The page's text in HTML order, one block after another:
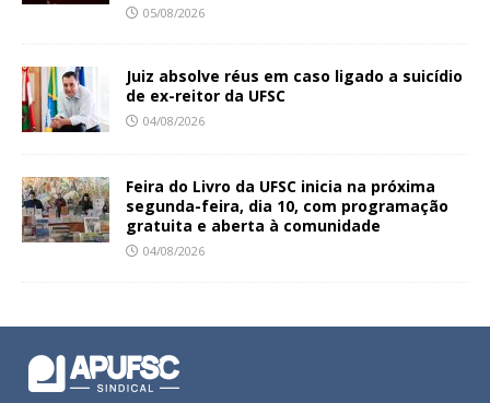
05/08/2026
Juiz absolve réus em caso ligado a suicídio
de ex-reitor da UFSC
04/08/2026
Feira do Livro da UFSC inicia na próxima
segunda-feira, dia 10, com programação
gratuita e aberta à comunidade
04/08/2026